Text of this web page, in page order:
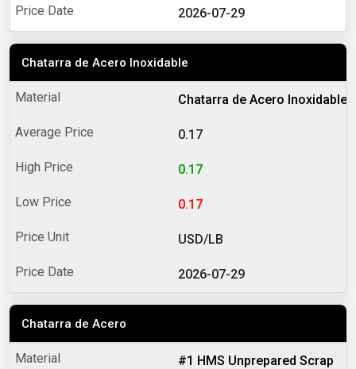
2026-07-29
Chatarra de Acero Inoxidable
Chatarra de Acero Inoxidable
0.17
0.17
0.17
USD/LB
2026-07-29
Chatarra de Acero
#1 HMS Unprepared Scrap